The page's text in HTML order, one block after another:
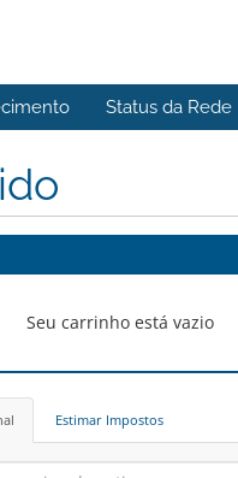
Status da Rede
Seu carrinho está vazio
Estimar Impostos